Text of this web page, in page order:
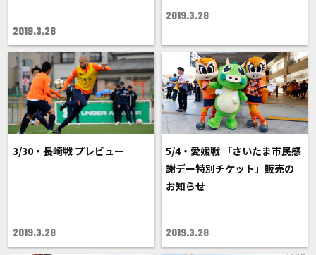
2019.3.28
2019.3.28
3/30・長崎戦 プレビュー
2019.3.28
5/4・愛媛戦 「さいたま市民感
謝デー特別チケット」販売の
お知らせ
2019.3.28